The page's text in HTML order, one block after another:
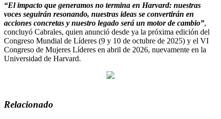
“El impacto que generamos no termina en Harvard: nuestras
voces seguirán resonando, nuestras ideas se convertirán en
acciones concretas y nuestro legado será un motor de cambio”,
concluyó Cabrales, quien anunció desde ya la próxima edición del
Congreso Mundial de Líderes (9 y 10 de octubre de 2025) y el VI
Congreso de Mujeres Líderes en abril de 2026, nuevamente en la
Universidad de Harvard.
Relacionado